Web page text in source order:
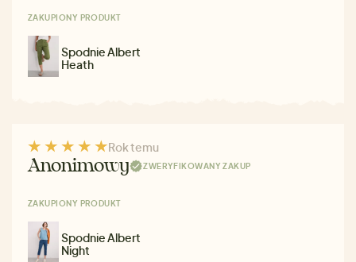
ZAKUPIONY PRODUKT
Spodnie Albert
Heath
Rok temu
Anonimowy ZWERYFIKOWANY ZAKUP
ZAKUPIONY PRODUKT
Spodnie Albert
Night